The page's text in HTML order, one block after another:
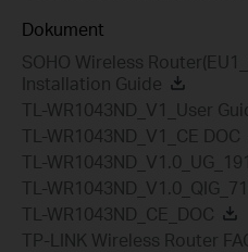
Dokument
SOHO Wireless
Installation Guide
TL-WR1043ND_V1_User
TL-WR1043ND_V1_CE DOC
TL-
TL-
TL-WR1043ND_CE_DOC
TP-LINK Wireless Router